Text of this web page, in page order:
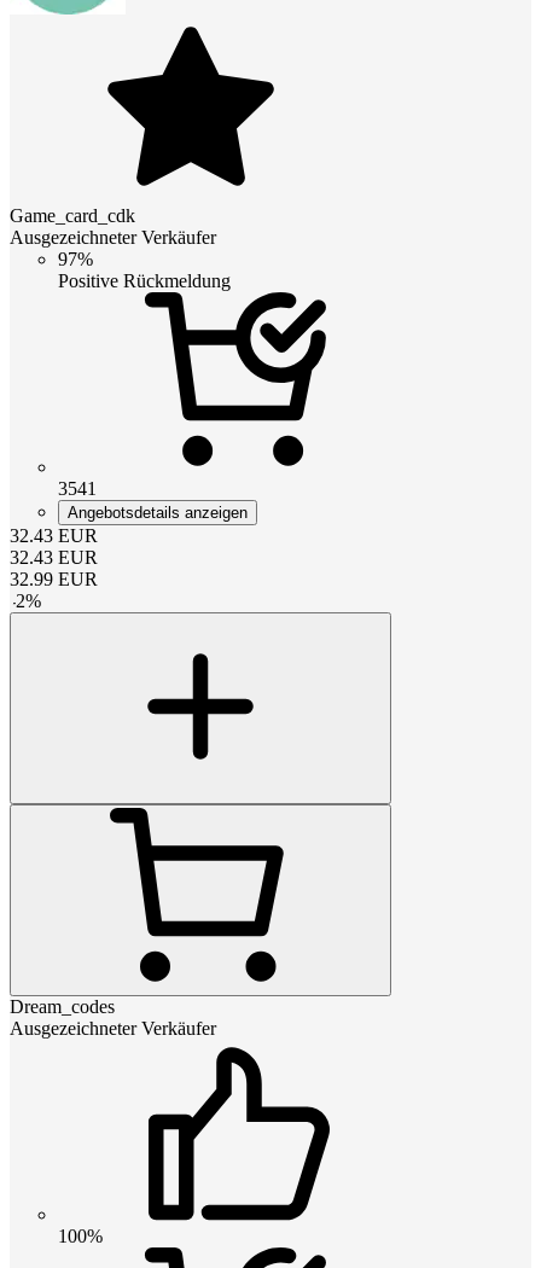
Game_card_cdk
Ausgezeichneter Verkäufer
97%
Positive Rückmeldung
3541
Angebotsdetails anzeigen
32.43 EUR
32.43 EUR
32.99 EUR
-2%
Dream_codes
Ausgezeichneter Verkäufer
100%